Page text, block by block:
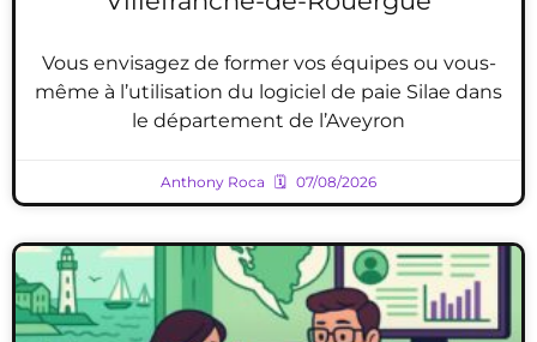
Vous envisagez de former vos équipes ou vous-
même à l’utilisation du logiciel de paie Silae dans
le département de l’Aveyron
Anthony Roca 07/08/2026